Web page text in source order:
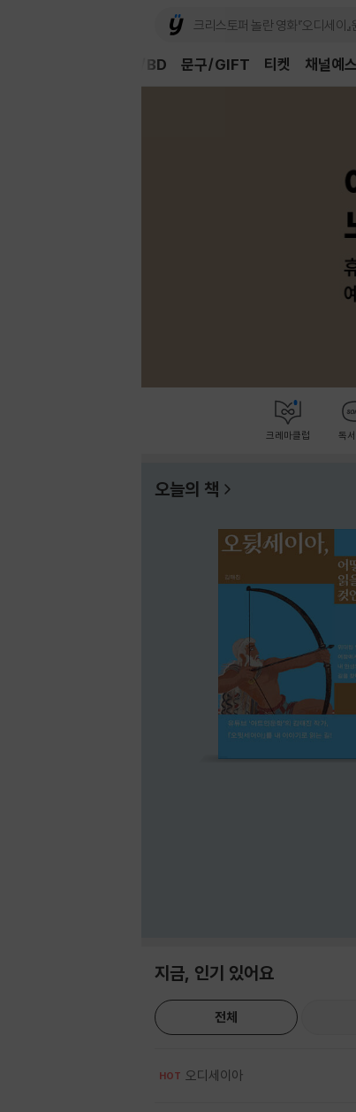
채널예스
DVD/BD 문구/GIFT 티켓
크레마클럽 독
오늘의 책
지금, 인기 있어요
전체
HOT 오디세이아